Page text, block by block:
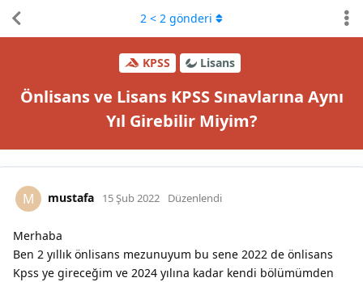
KPSS Lisans
Önlisans ve Lisans KPSS Sınavlarına Aynı
Yıl Girebilir Miyim?
2 < 2 gönderi
M mustafa 15 Şub 2022 Düzenlendi
Merhaba
Ben 2 yıllık önlisans mezunuyum bu sene 2022 de önlisans
Kpss ye gireceğim ve 2024 yılına kadar kendi bölümümden